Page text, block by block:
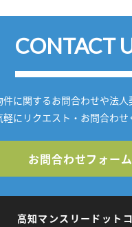
CONTACT
件に関するお問合わせや法人
軽にリクエスト・お問合わせ
お問合わせフォーム
高知マンスリードット